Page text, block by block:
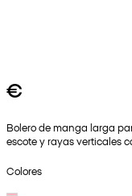
€
Bolero de manga larga
escote y rayas verticales
Colores